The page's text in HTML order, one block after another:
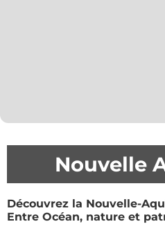
Nouvelle
Découvrez la Nouvelle-
Entre Océan, nature et